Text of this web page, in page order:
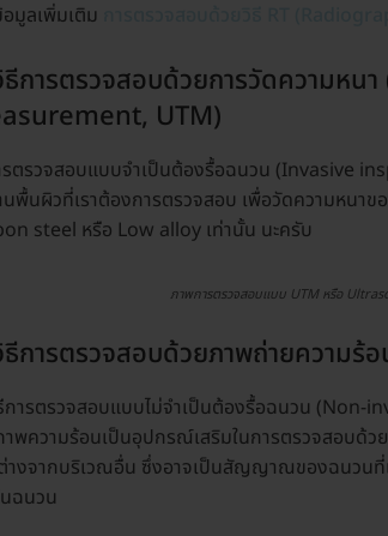
มูลเพิ่มเติม
การตรวจสอบด้วยการวัดความห
UTM)
ตรวจสอบแบบจำเป็นต้องรื้อฉนวน (Invasive
พื้นผิวที่เราต้องการตรวจสอบ เพื่อวัดความหนา
steel หรือ Low alloy เท่านั้น นะครับ
ภาพการตรวจสอบแบบ UTM หรือ
การตรวจสอบด้วยภาพถ่ายความ
ารตรวจสอบแบบไม่จำเป็นต้องรื้อฉนวน (Non-
าพความร้อนเป็นอุปกรณ์เสริมในการตรวจสอบด้
างจากบริเวณอื่น ซึ่งอาจเป็นสัญญาณของฉนวน
ฉนวน